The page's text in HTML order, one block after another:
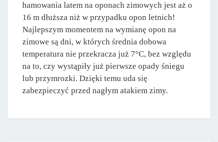
hamowania latem na oponach zimowych jest aż o
16 m dłuższa niż w przypadku opon letnich!
Najlepszym momentem na wymianę opon na
zimowe są dni, w których średnia dobowa
temperatura nie przekracza już 7°C, bez względu
na to, czy wystąpiły już pierwsze opady śniegu
lub przymrozki. Dzięki temu uda się
zabezpieczyć przed nagłym atakiem zimy.